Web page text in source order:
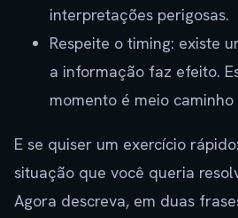
interpretações perigosas.
Respeite o timing: existe
a informação faz efeito.
momento é meio
E se quiser um exercício
situação que você queria
Agora descreva, em duas